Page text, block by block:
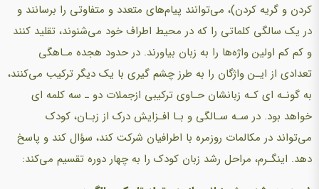
کردن و گریه کردن)، می‌توانند پیام‌های متعدد و متفاوتی را برسانند و
در یک سالگی کلماتی را که در محیط اطراف خود می‌شنوند، تقلید کنند
و کم کم اولین واژه‌ها را به زبان بیاورند. در حدود هجده مـاهگی
تعدادی از ایـن واژگان را به طرز چشم گیری با یک دیگر ترکیب می‌کنند،
به گونـه ای کـه زبانشان حـاوی ترکیبی ازجملات دو ـ سه کلمه ای
خواهد بود. در سـه سـالگی و بـا افـزایش درک از زبـان، کودک
می‌تواند در مکالمات روزمره با اطرافیان شرکت کند، سؤال کند و پاسخ
دهد. اینگـرم، مراحل رشد زبان کودک را به چهار دوره تقسیم می‌کند: